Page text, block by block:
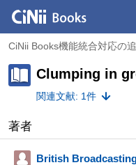
CiNii Books機能統合対応の
Clumping in
関連文献: 1件
著者
British